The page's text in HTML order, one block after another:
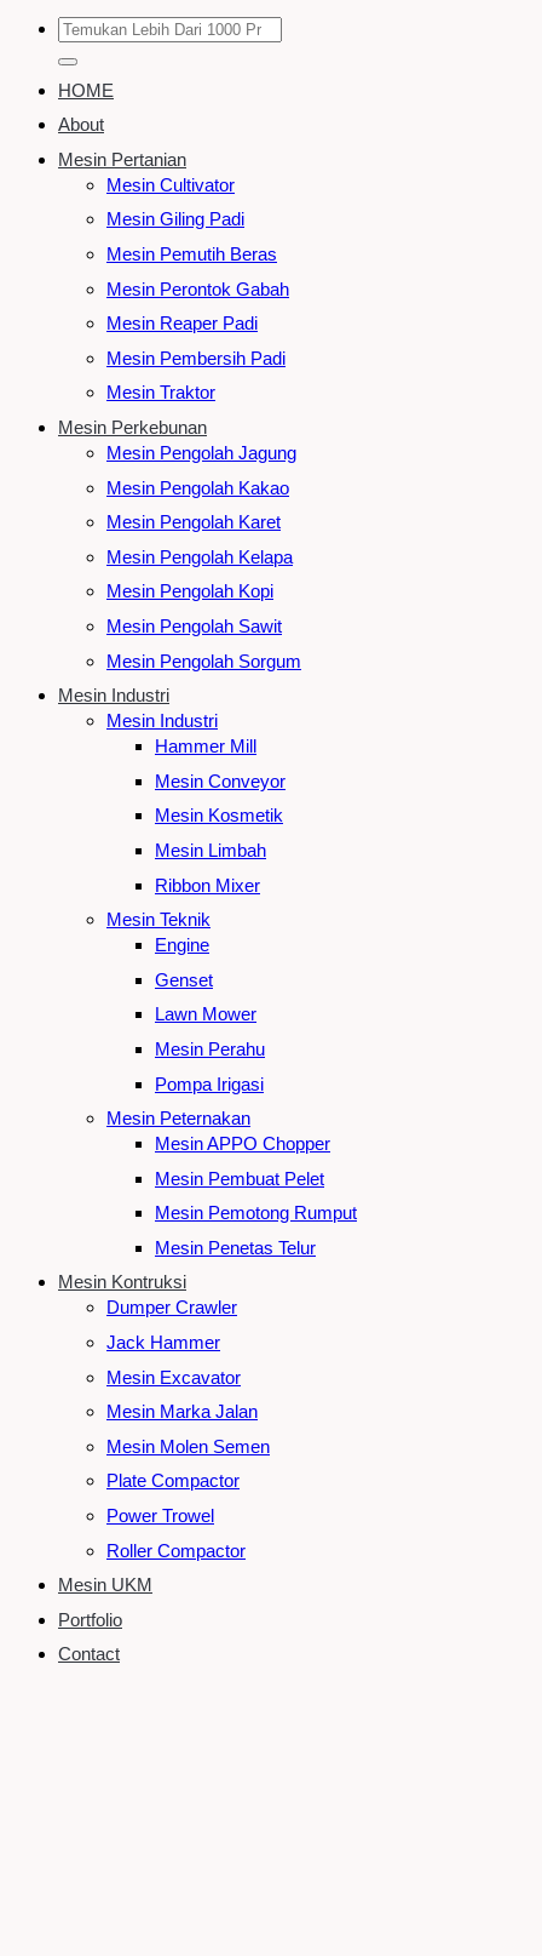
Search
HOME
About
Mesin Pertanian
Mesin Cultivator
Mesin Giling Padi
Mesin Pemutih Beras
Mesin Perontok Gabah
Mesin Reaper Padi
Mesin Pembersih Padi
Mesin Traktor
Mesin Perkebunan
Mesin Pengolah Jagung
Mesin Pengolah Kakao
Mesin Pengolah Karet
Mesin Pengolah Kelapa
Mesin Pengolah Kopi
Mesin Pengolah Sawit
Mesin Pengolah Sorgum
Mesin Industri
Mesin Industri
Hammer Mill
Mesin Conveyor
Mesin Kosmetik
Mesin Limbah
Ribbon Mixer
Mesin Teknik
Engine
Genset
Lawn Mower
Mesin Perahu
Pompa Irigasi
Mesin Peternakan
Mesin APPO Chopper
Mesin Pembuat Pelet
Mesin Pemotong Rumput
Mesin Penetas Telur
Mesin Kontruksi
Dumper Crawler
Jack Hammer
Mesin Excavator
Mesin Marka Jalan
Mesin Molen Semen
Plate Compactor
Power Trowel
Roller Compactor
Mesin UKM
Portfolio
Contact